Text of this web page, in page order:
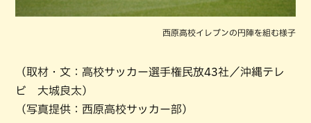
西原高校イレブンの円陣を組む様子
（取材・文：高校サッカー選手権民放43社／沖縄テレ
ビ 大城良太）
（写真提供：西原高校サッカー部）